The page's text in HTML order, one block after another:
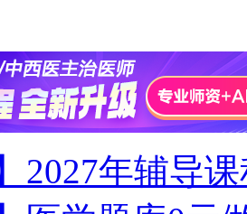
2027年辅导